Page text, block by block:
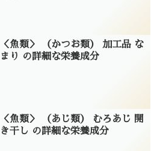
＜魚類＞ （かつお類） 加工品 な
まり の詳細な栄養成分
＜魚類＞ （あじ類） むろあじ 開
き干し の詳細な栄養成分